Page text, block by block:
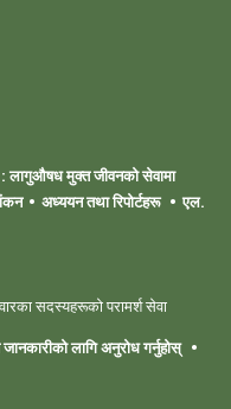
: लागुऔषध मुक्त जीवनको सेवामा
अध्ययन तथा रिपोर्टहरू
एल.
सदस्यहरूको परामर्श सेवा
लागि अनुरोध गर्नुहोस्